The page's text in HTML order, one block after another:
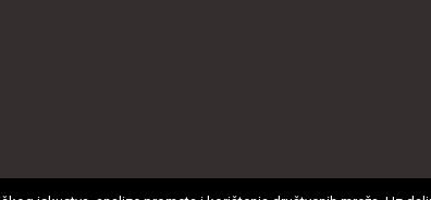
Sva prava zadržana. 2018Tann - Stomatološka ordinacija